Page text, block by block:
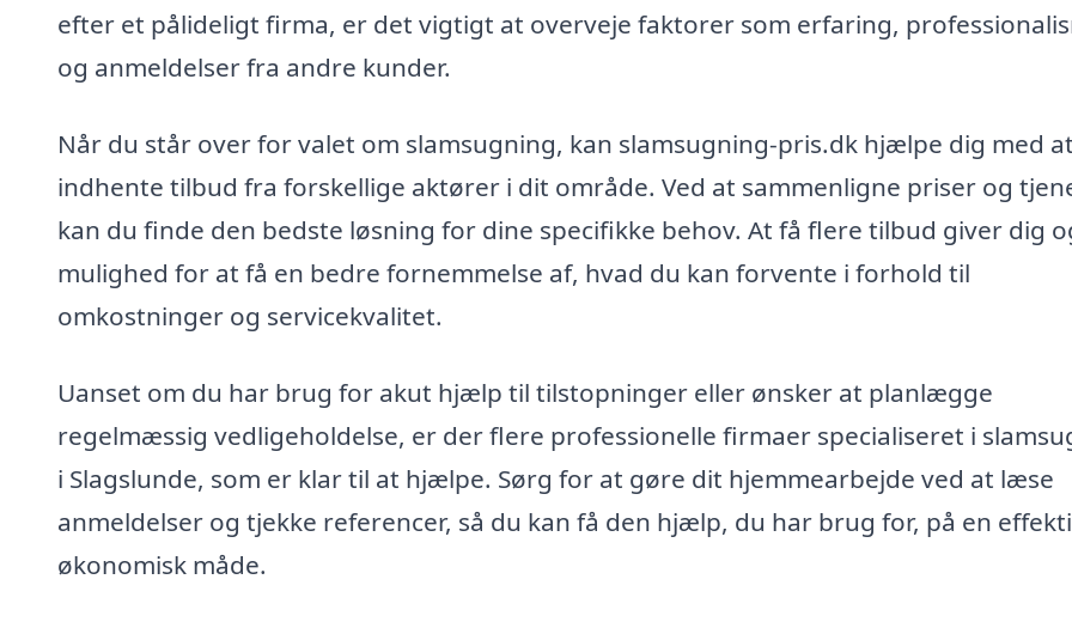
efter et pålideligt firma, er det vigtigt at overveje faktorer som erfaring,
og anmeldelser fra andre kunder.
Når du står over for valet om slamsugning, kan slamsugning-pris.dk hjælpe dig med
indhente tilbud fra forskellige aktører i dit område. Ved at sammenligne priser og
kan du finde den bedste løsning for dine specifikke behov. At få flere tilbud giver dig
mulighed for at få en bedre fornemmelse af, hvad du kan forvente i forhold til
omkostninger og servicekvalitet.
Uanset om du har brug for akut hjælp til tilstopninger eller ønsker at planlægge
regelmæssig vedligeholdelse, er der flere professionelle firmaer specialiseret i
i Slagslunde, som er klar til at hjælpe. Sørg for at gøre dit hjemmearbejde ved at læse
anmeldelser og tjekke referencer, så du kan få den hjælp, du har brug for, på en
økonomisk måde.